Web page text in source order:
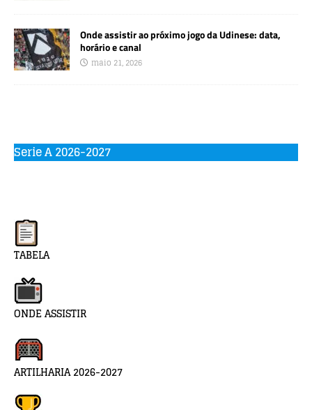
Onde assistir ao próximo jogo da Udinese: data,
horário e canal
maio 21, 2026
Serie A 2026-2027
TABELA
ONDE ASSISTIR
ARTILHARIA 2026-2027